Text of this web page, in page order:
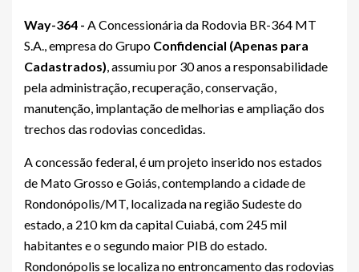
Way-364 - A Concessionária da Rodovia BR-364 MT
S.A., empresa do Grupo Confidencial (Apenas para
Cadastrados), assumiu por 30 anos a responsabilidade
pela administração, recuperação, conservação,
manutenção, implantação de melhorias e ampliação dos
trechos das rodovias concedidas.
A concessão federal, é um projeto inserido nos estados
de Mato Grosso e Goiás, contemplando a cidade de
Rondonópolis/MT, localizada na região Sudeste do
estado, a 210 km da capital Cuiabá, com 245 mil
habitantes e o segundo maior PIB do estado.
Rondonópolis se localiza no entroncamento das rodovias